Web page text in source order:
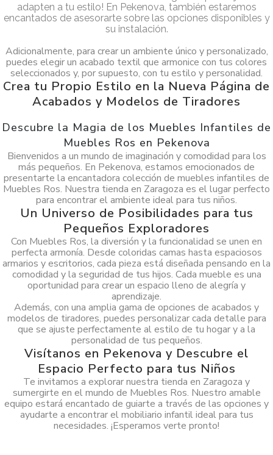
adapten a tu estilo! En Pekenova, también estaremos
encantados de asesorarte sobre las opciones disponibles y
su instalación.
Adicionalmente, para crear un ambiente único y personalizado,
puedes elegir un acabado textil que armonice con tus colores
seleccionados y, por supuesto, con tu estilo y personalidad.
Crea tu Propio Estilo en la Nueva Página de
Acabados y Modelos de Tiradores
Descubre la Magia de los Muebles Infantiles de
Muebles Ros en Pekenova
Bienvenidos a un mundo de imaginación y comodidad para los
más pequeños. En Pekenova, estamos emocionados de
presentarte la encantadora colección de muebles infantiles de
Muebles Ros. Nuestra tienda en Zaragoza es el lugar perfecto
para encontrar el ambiente ideal para tus niños.
Un Universo de Posibilidades para tus
Pequeños Exploradores
Con Muebles Ros, la diversión y la funcionalidad se unen en
perfecta armonía. Desde coloridas camas hasta espaciosos
armarios y escritorios, cada pieza está diseñada pensando en la
comodidad y la seguridad de tus hijos. Cada mueble es una
oportunidad para crear un espacio lleno de alegría y
aprendizaje.
Además, con una amplia gama de opciones de acabados y
modelos de tiradores, puedes personalizar cada detalle para
que se ajuste perfectamente al estilo de tu hogar y a la
personalidad de tus pequeños.
Visítanos en Pekenova y Descubre el
Espacio Perfecto para tus Niños
Te invitamos a explorar nuestra tienda en Zaragoza y
sumergirte en el mundo de Muebles Ros. Nuestro amable
equipo estará encantado de guiarte a través de las opciones y
ayudarte a encontrar el mobiliario infantil ideal para tus
necesidades. ¡Esperamos verte pronto!